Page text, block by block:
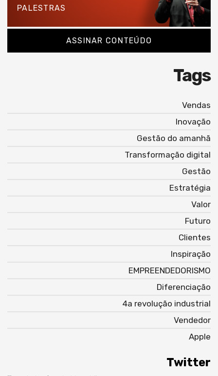
PALESTRAS
ASSINAR CONTEÚDO
Tags
Vendas
Inovação
Gestão do amanhã
Transformação digital
Gestão
Estratégia
Valor
Futuro
Clientes
Inspiração
EMPREENDEDORISMO
Diferenciação
4a revolução industrial
Vendedor
Apple
Twitter